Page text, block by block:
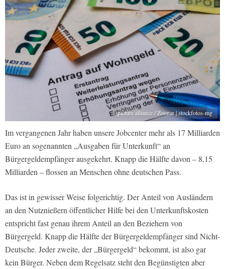
picture alliance / Zoonar | stockfotos-mg
Im vergangenen Jahr haben unsere Jobcenter mehr als 17 Milliarden
Euro an sogenannten „Ausgaben für Unterkunft“ an
Bürgergeldempfänger ausgekehrt. Knapp die Hälfte davon – 8,15
Milliarden – flossen an Menschen ohne deutschen Pass.
Das ist in gewisser Weise folgerichtig. Der Anteil von Ausländern
an den Nutznießern öffentlicher Hilfe bei den Unterkunftskosten
entspricht fast genau ihrem Anteil an den Beziehern von
Bürgergeld. Knapp die Hälfte der Bürgergeldempfänger sind Nicht-
Deutsche. Jeder zweite, der „Bürgergeld“ bekommt, ist also gar
kein Bürger. Neben dem Regelsatz steht den Begünstigten aber